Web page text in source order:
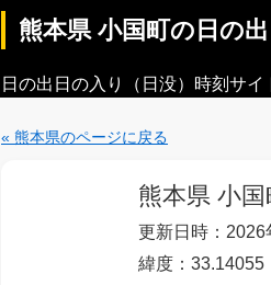
熊本県 小国町の日の
日の出日の入り（日没）時刻サ
« 熊本県のページに戻る
熊本県 小国
更新日時：
緯度：